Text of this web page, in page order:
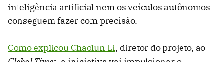
inteligência artificial nem os veículos autônomos
conseguem fazer com precisão.
Como explicou Chaolun Li, diretor do projeto, ao